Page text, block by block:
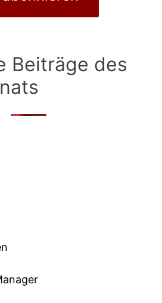
Beiträge des